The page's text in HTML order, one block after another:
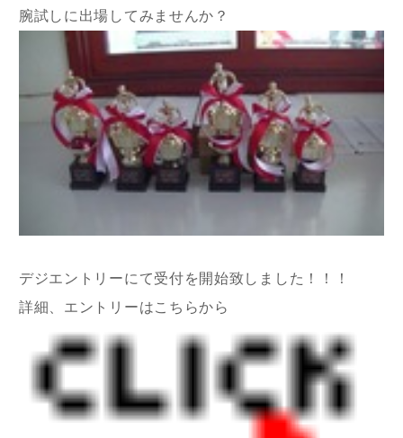
腕試しに出場してみませんか？
デジエントリーにて受付を開始致しました！！！
詳細、エントリーはこちらから